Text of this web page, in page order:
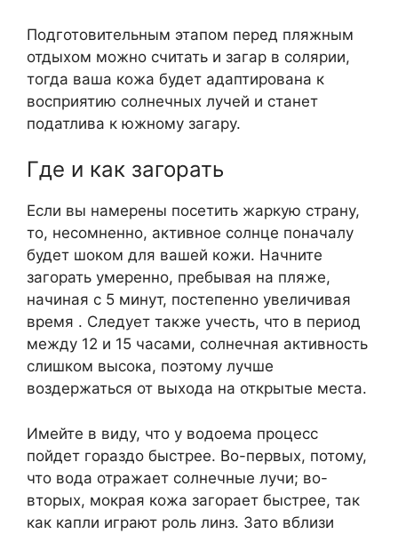
Подготовительным этапом перед пляжным
отдыхом можно считать и загар в солярии,
тогда ваша кожа будет адаптирована к
восприятию солнечных лучей и станет
податлива к южному загару.
Где и как загорать
Если вы намерены посетить жаркую страну,
то, несомненно, активное солнце поначалу
будет шоком для вашей кожи. Начните
загорать умеренно, пребывая на пляже,
начиная с 5 минут, постепенно увеличивая
время . Следует также учесть, что в период
между 12 и 15 часами, солнечная активность
слишком высока, поэтому лучше
воздержаться от выхода на открытые места.
Имейте в виду, что у водоема процесс
пойдет гораздо быстрее. Во-первых, потому,
что вода отражает солнечные лучи; во-
вторых, мокрая кожа загорает быстрее, так
как капли играют роль линз. Зато вблизи